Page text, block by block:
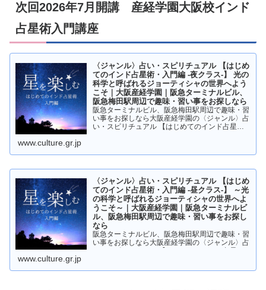
次回2026年7月開講 産経学園大阪校インド
占星術入門講座
〈ジャンル〉占い・スピリチュアル 【はじめ
てのインド占星術・入門編 -夜クラス-】 光の
科学と呼ばれるジョーティシャの世界へよう
こそ｜大阪産経学園｜阪急ターミナルビル、
阪急梅田駅周辺で趣味・習い事をお探しなら
阪急ターミナルビル、阪急梅田駅周辺で趣味・習
い事をお探しなら大阪産経学園の〈ジャンル〉占
い・スピリチュアル 【はじめてのインド占星
www.culture.gr.jp
〈ジャンル〉占い・スピリチュアル 【はじめ
てのインド占星術・入門編 -昼クラス-】 ～光
の科学と呼ばれるジョーティシャの世界へよ
うこそ～｜大阪産経学園｜阪急ターミナルビ
ル、阪急梅田駅周辺で趣味・習い事をお探し
なら
阪急ターミナルビル、阪急梅田駅周辺で趣味・習
い事をお探しなら大阪産経学園の〈ジャンル〉占
www.culture.gr.jp